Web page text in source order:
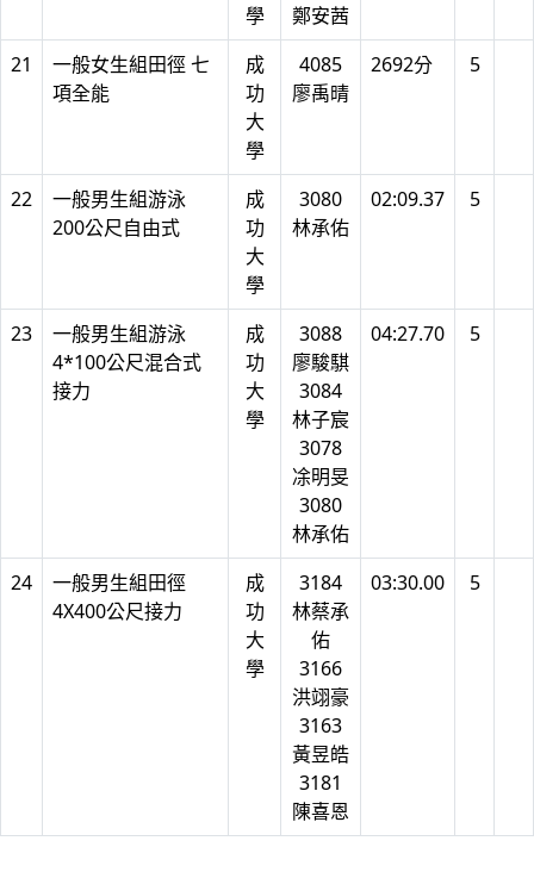
學
鄭安茜
21
一般女生組田徑 七
項全能
成
功
大
學
4085
廖禹晴
2692分 5
22
一般男生組游泳
200公尺自由式
成
功
大
學
3080
林承佑
02:09.37 5
23
一般男生組游泳
4*100公尺混合式
接力
成
功
大
學
3088
廖駿騏
3084
林子宸
3078
凃明旻
3080
林承佑
04:27.70 5
24
一般男生組田徑
4X400公尺接力
成
功
大
學
3184
林蔡承
佑
3166
洪翊豪
3163
黃昱皓
3181
陳喜恩
03:30.00 5